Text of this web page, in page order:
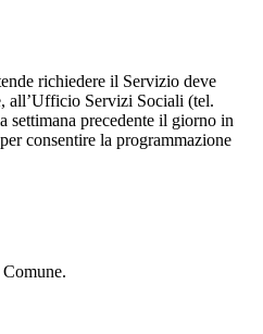
richiedere il Servizio deve
all’Ufficio Servizi Sociali (tel.
settimana precedente il giorno in
consentire la programmazione